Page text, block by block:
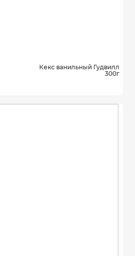
Кекс ванильный Гудвилл
300г